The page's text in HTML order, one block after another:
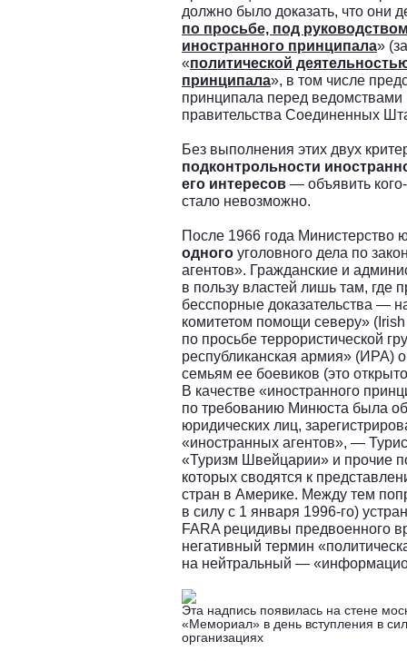
должно было доказать, что они
по просьбе, под
иностранного принципала»
«политической
принципала», в том числе
принципала перед
правительства Соединенных
Без выполнения этих двух
подконтрольности
его интересов — объявить
стало невозможно.
После 1966 года
одного уголовного дела по
агентов». Гражданские и
в пользу властей лишь там, где
бесспорные доказательства —
комитетом помощи северу»
по просьбе террористической
республиканская армия» (ИРА)
семьям ее боевиков (это
В качестве «иностранного
по требованию Минюста была
юридических лиц,
«иностранных агентов», —
«Туризм Швейцарии» и прочие
которых сводятся к
стран в Америке. Между тем
в силу с 1 января 1996-го)
FARA рецидивы предвоенного
негативный термин
на нейтральный —
Эта надпись появилась на стене
«Мемориал» в день вступления в
организациях